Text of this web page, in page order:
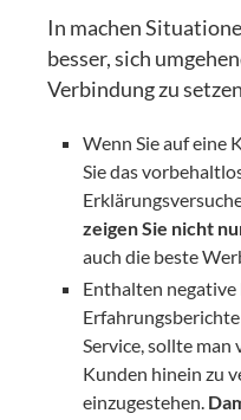
In machen
besser, sich
Verbindung zu
Wenn Sie auf eine
Sie das
zeigen Sie nicht
auch die beste
Enthalten
Service, sollte man
Kunden hinein zu
einzugestehen.